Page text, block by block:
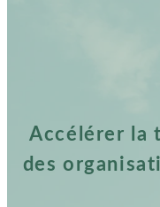
Accélérer la
des